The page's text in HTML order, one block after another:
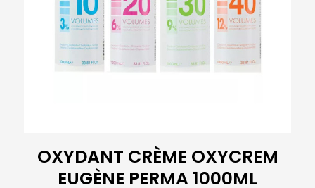
OXYDANT CRÈME OXYCREM
EUGÈNE PERMA 1000ML